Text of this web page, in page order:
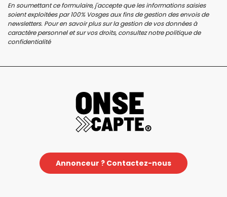
En soumettant ce formulaire, j'accepte que les informations saisies
soient exploitées par 100% Vosges aux fins de gestion des envois de
newsletters. Pour en savoir plus sur la gestion de vos données à
caractère personnel et sur vos droits, consultez notrepolitique de
confidentialité
Annonceur ? Contactez-nous